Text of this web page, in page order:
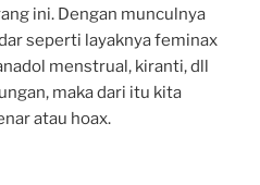
ini. Dengan munculnya
seperti layaknya feminax
menstrual, kiranti, dll
maka dari itu kita
atau hoax.